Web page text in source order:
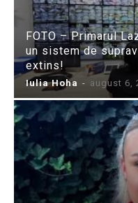
FOTO – Primarul
un sistem de
extins!
Iulia Hoha - august 6,